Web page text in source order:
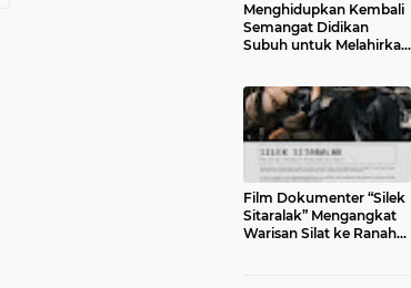
Menghidupkan Kembali
Semangat Didikan
Subuh untuk Melahirkan
Film Dokumenter “Silek
Sitaralak” Mengangkat
Warisan Silat ke Ranah